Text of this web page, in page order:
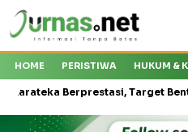
HOME PERISTIWA HUKUM &
Berprestasi, Target Bentuk